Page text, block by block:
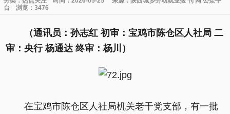
台
浏览： 3476
（通讯员：孙志红 初审：宝鸡市陈仓区人社局 二
审：央行 杨通达 终审：杨川）
在宝鸡市陈仓区人社局机关老干党支部，有一批